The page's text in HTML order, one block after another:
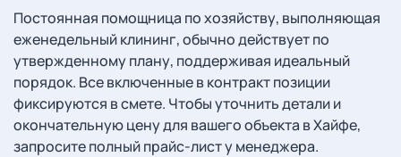
Постоянная помощница по хозяйству, выполняющая
еженедельный клининг, обычно действует по
утвержденному плану, поддерживая идеальный
порядок. Все включенные в контракт позиции
фиксируются в смете. Чтобы уточнить детали и
окончательную цену для вашего объекта в Хайфе,
запросите полный прайс-лист у менеджера.